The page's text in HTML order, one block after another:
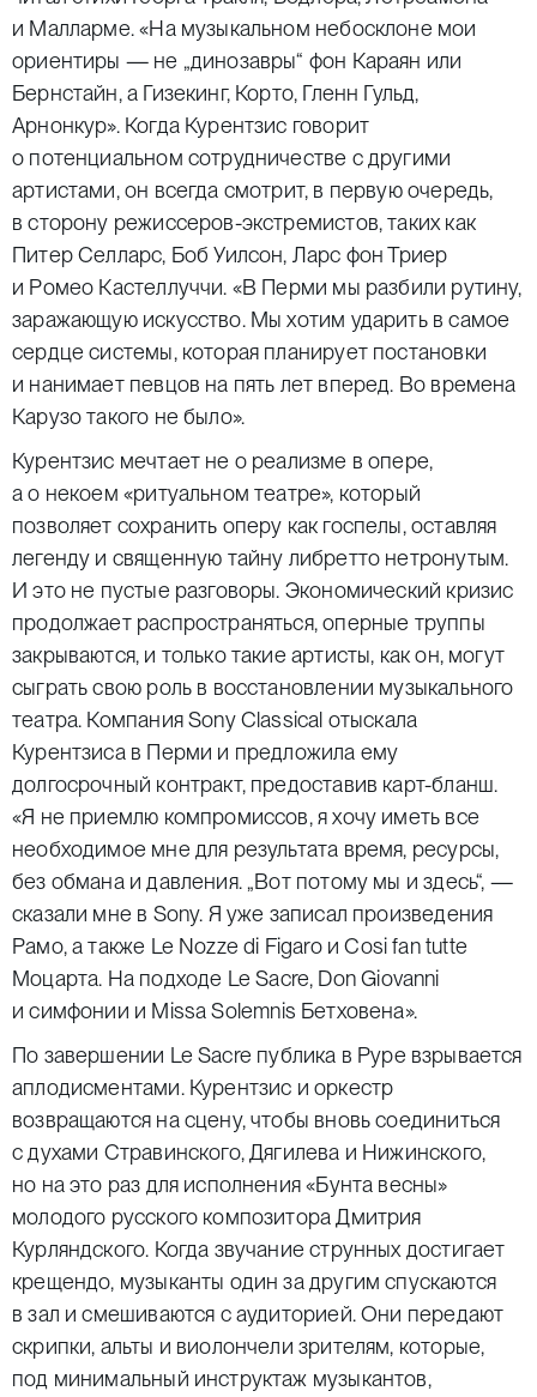
и Малларме. «На музыкальном небосклоне мои
ориентиры — не „динозавры“ фон Караян или
Бернстайн, а Гизекинг, Корто, Гленн Гульд,
Арнонкур». Когда Курентзис говорит
о потенциальном сотрудничестве с другими
артистами, он всегда смотрит, в первую очередь,
в сторону режиссеров-экстремистов, таких как
Питер Селларс, Боб Уилсон, Ларс фон Триер
и Ромео Кастеллуччи. «В Перми мы разбили рутину,
заражающую искусство. Мы хотим ударить в самое
сердце системы, которая планирует постановки
и нанимает певцов на пять лет вперед. Во времена
Карузо такого не было».
Курентзис мечтает не о реализме в опере,
а о некоем «ритуальном театре», который
позволяет сохранить оперу как госпелы, оставляя
легенду и священную тайну либретто нетронутым.
И это не пустые разговоры. Экономический кризис
продолжает распространяться, оперные труппы
закрываются, и только такие артисты, как он, могут
сыграть свою роль в восстановлении музыкального
театра. Компания Sony Classical отыскала
Курентзиса в Перми и предложила ему
долгосрочный контракт, предоставив карт-бланш.
«Я не приемлю компромиссов, я хочу иметь все
необходимое мне для результата время, ресурсы,
без обмана и давления. „Вот потому мы и здесь“, —
сказали мне в Sony. Я уже записал произведения
Рамо, а также Le Nozzedi FigaroиCosifantutte
Моцарта. На подходе LeSacre, DonGiovanni
и симфонии и Missa Solemnis Бетховена».
По завершении LeSacre публика в Руре взрывается
аплодисментами. Курентзис и оркестр
возвращаются на сцену, чтобы вновь соединиться
с духами Стравинского, Дягилева и Нижинского,
но на это раз для исполнения «Бунта весны»
молодого русского композитора Дмитрия
Курляндского. Когда звучание струнных достигает
крещендо, музыканты один за другим спускаются
в зал и смешиваются с аудиторией. Они передают
скрипки, альты и виолончели зрителям, которые,
под минимальный инструктаж музыкантов,